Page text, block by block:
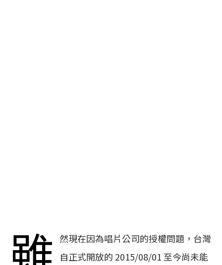
雖 然現在因為唱片公司的授權問題，台灣
自正式開放的 2015/08/01 至今尚未能